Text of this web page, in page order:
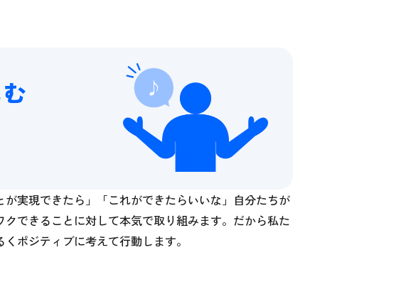
が実現できたら」「これができたらいいな」自分たちが
クできることに対して本気で取り組みます。だから私た
くポジティブに考えて行動します。